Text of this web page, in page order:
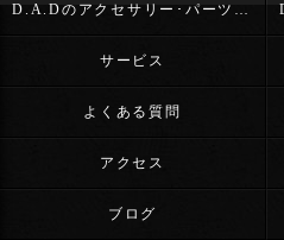
D.A.Dのアクセサリー･パーツ･D.A.D OFFICIAL DEALER IKUMAの評判
サービス
よくある質問
アクセス
ブログ